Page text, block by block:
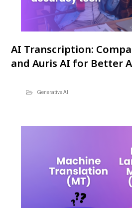
AI Transcription:
and Auris AI for Better
Generative AI